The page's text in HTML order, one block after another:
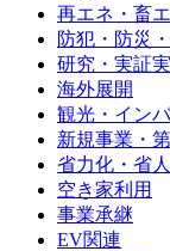
再エネ・畜
防犯・防災
研究・実証
海外展開
観光・イン
新規事業・
省力化・省
空き家利用
事業承継
EV関連